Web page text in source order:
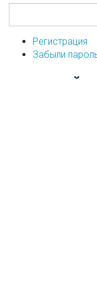
Регистрация
Забыли
...или